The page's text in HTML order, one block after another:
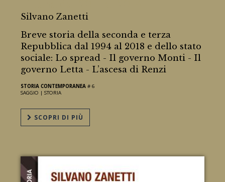
Silvano Zanetti
Breve storia della seconda e terza
Repubblica dal 1994 al 2018 e dello stato
sociale: Lo spread - Il governo Monti - Il
governo Letta - L’ascesa di Renzi
STORIA CONTEMPORANEA # 6
SAGGIO |STORIA
SCOPRI DI PIÙ